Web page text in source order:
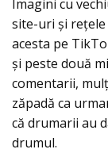
Imagini cu
site-uri și rețele
acesta pe
şi peste două
comentarii,
zăpadă ca
că drumarii au
drumul.